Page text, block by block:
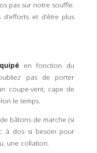
pas sur notre souffle.
et d’être plus
en fonction du
pas de porter
coupe-vent, cape de
le temps.
bâtons de marche (si
à dos si besoin pour
une collation.